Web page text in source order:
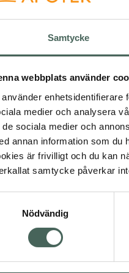
Samtycke
webbplats använder
använder enhetsidentifierare
medier och analysera
de sociala medier och
annan information som du
är frivilligt och du kan
samtycke påverkar
Nödvändig
innan
för dig. Du hittar oss från
i mobilen och på